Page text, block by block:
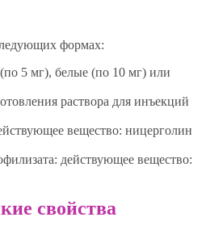
формах:
5 мг), белые (по 10 мг) или
раствора для инъекций
вещество: ницерголин
действующее вещество:
свойства